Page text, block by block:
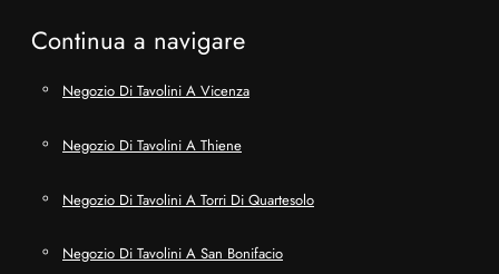
Continua a navigare
Negozio Di Tavolini A Vicenza
Negozio Di Tavolini A Thiene
Negozio Di Tavolini A Torri Di Quartesolo
Negozio Di Tavolini A San Bonifacio